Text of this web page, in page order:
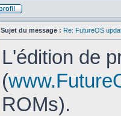
Sujet du message : Re: FutureOS
L'édition de
(
ROMs).